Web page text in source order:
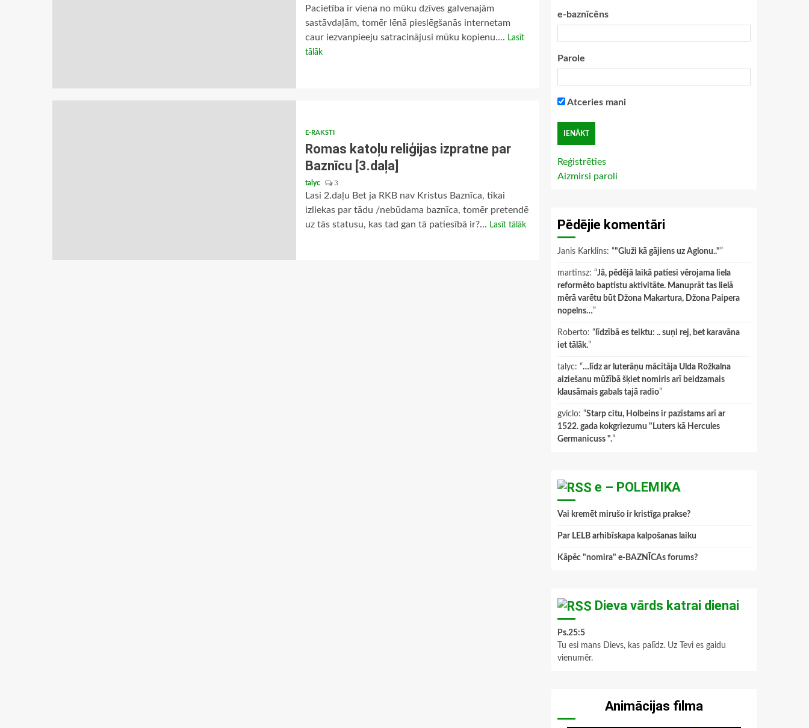
Pacietība ir viena no mūku dzīves galvenajām
sastāvdaļām, tomēr lēnā pieslēgšanās internetam
caur iezvanpieeju satracinājusi mūku kopienu.... Lasīt
tālāk
E-RAKSTI
Romas katoļu reliģijas izpratne par
Baznīcu [3.daļa]
talyc 3
Lasi 2.daļu Bet ja RKB nav Kristus Baznīca, tikai
izliekas par tādu /nebūdama baznīca, tomēr pretendē
uz tās statusu, kas tad gan tā patiesībā ir?... Lasīt tālāk
e-baznīcēns
Parole
Atceries mani
Reģistrēties
Aizmirsi paroli
Pēdējie komentāri
Janis Karklins: “"Gluži kā gājiens uz Aglonu.."”
martinsz: “Jā, pēdējā laikā patiesi vērojama liela
reformēto baptistu aktivitāte. Manuprāt tas lielā
mērā varētu būt Džona Makartura, Džona Paipera
nopelns…”
Roberto: “ līdzībā es teiktu: .. suņi rej, bet karavāna
iet tālāk.”
talyc: “…līdz ar luterāņu mācītāja Ulda Rožkalna
aiziešanu mūžībā šķiet nomiris arī beidzamais
klausāmais gabals tajā radio”
gviclo: “Starp citu, Holbeins ir pazīstams arī ar
1522. gada kokgriezumu "Luters kā Hercules
Germanicuss ".”
e – POLEMIKA
Vai kremēt mirušo ir kristīga prakse?
Par LELB arhibīskapa kalpošanas laiku
Kāpēc "nomira" e-BAZNĪCAs forums?
Dieva vārds katrai dienai
Ps.25:5
Tu esi mans Dievs, kas palīdz. Uz Tevi es gaidu
vienumēr.
Animācijas filma